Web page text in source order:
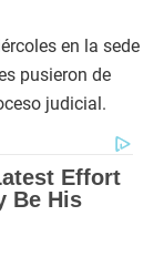
en la sede
pusieron de
judicial.